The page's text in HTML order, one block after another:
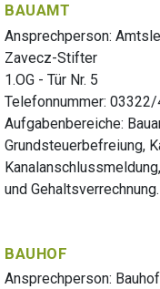
BAUAMT
Ansprechperson:
Zavecz-Stifter
1.OG - Tür Nr. 5
Telefonnummer:
Aufgabenbereiche:
Grundsteuerbefreiung,
und Gehaltsverrechnung.
BAUHOF
Ansprechperson: